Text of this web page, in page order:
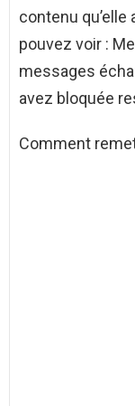
contenu qu’elle
pouvez voir :
messages
avez bloquée
Comment